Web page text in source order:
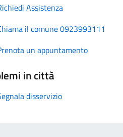
Assistenza
il comune 0923993111
un appuntamento
in città
disservizio